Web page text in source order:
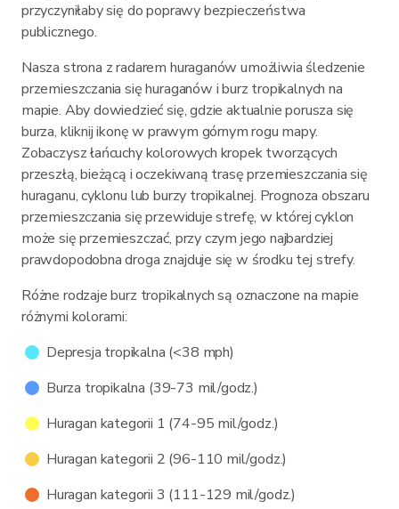
przyczyniłaby się do poprawy bezpieczeństwa
publicznego.
Nasza strona z radarem huraganów umożliwia śledzenie
przemieszczania się huraganów i burz tropikalnych na
mapie. Aby dowiedzieć się, gdzie aktualnie porusza się
burza, kliknij ikonę w prawym górnym rogu mapy.
Zobaczysz łańcuchy kolorowych kropek tworzących
przeszłą, bieżącą i oczekiwaną trasę przemieszczania się
huraganu, cyklonu lub burzy tropikalnej. Prognoza obszaru
przemieszczania się przewiduje strefę, w której cyklon
może się przemieszczać, przy czym jego najbardziej
prawdopodobna droga znajduje się w środku tej strefy.
Różne rodzaje burz tropikalnych są oznaczone na mapie
różnymi kolorami:
Depresja tropikalna (<38 mph)
Burza tropikalna (39-73 mil/godz.)
Huragan kategorii 1 (74-95 mil/godz.)
Huragan kategorii 2 (96-110 mil/godz.)
Huragan kategorii 3 (111-129 mil/godz.)